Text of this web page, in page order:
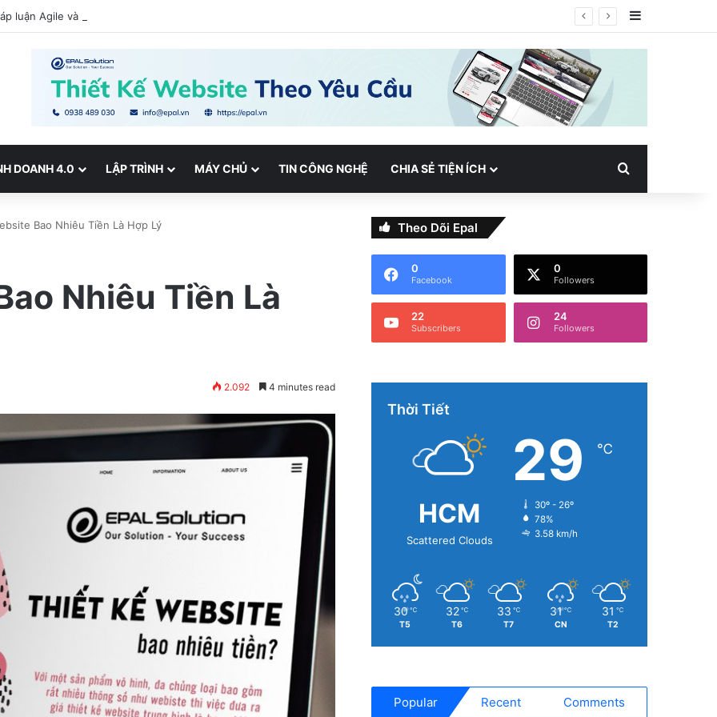
luận Agile và mô hình Scrum là gì? Chia sẻ cách làm việc hiệu quả khi ứng dụng Scrum
DOANH 4.0 LẬP TRÌNH MÁY CHỦ TIN CÔNG NGHỆ CHIA SẺ TIỆN ÍCH Search for
Bao Nhiêu Tiền Là Hợp Lý
Nhiêu Tiền Là
2.092 4 minutes read
Theo Dõi Epal
0
Facebook
0
Followers
22
Subscribers
24
Followers
Thời Tiết
HCM
Scattered Clouds
29 ℃
30º - 26º
78%
3.58 km/h
30 ℃
T5
32 ℃
T6
33 ℃
T7
31 ℃
CN
31 ℃
T2
Popular Recent Comments